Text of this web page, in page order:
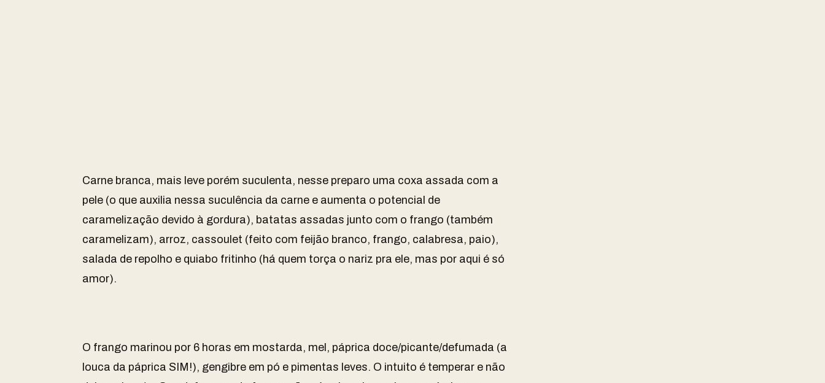
Carne branca, mais leve porém suculenta, nesse preparo uma coxa assada com a
pele (o que auxilia nessa suculência da carne e aumenta o potencial de
caramelização devido à gordura), batatas assadas junto com o frango (também
caramelizam), arroz, cassoulet (feito com feijão branco, frango, calabresa, paio),
salada de repolho e quiabo fritinho (há quem torça o nariz pra ele, mas por aqui é só
amor).
O frango marinou por 6 horas em mostarda, mel, páprica doce/picante/defumada (a
louca da páprica SIM!), gengibre em pó e pimentas leves. O intuito é temperar e não